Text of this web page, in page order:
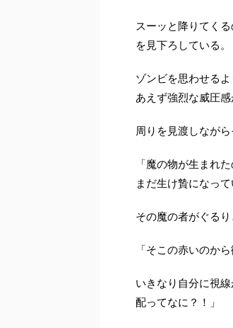
スーッと降りてく
を見下ろしている。
ゾンビを思わせる
あえず強烈な威圧感
周りを見渡しながら
「魔の物が生まれ
まだ生け贄になっ
その魔の者がぐる
「そこの赤いのか
いきなり自分に視
配ってなに？！」